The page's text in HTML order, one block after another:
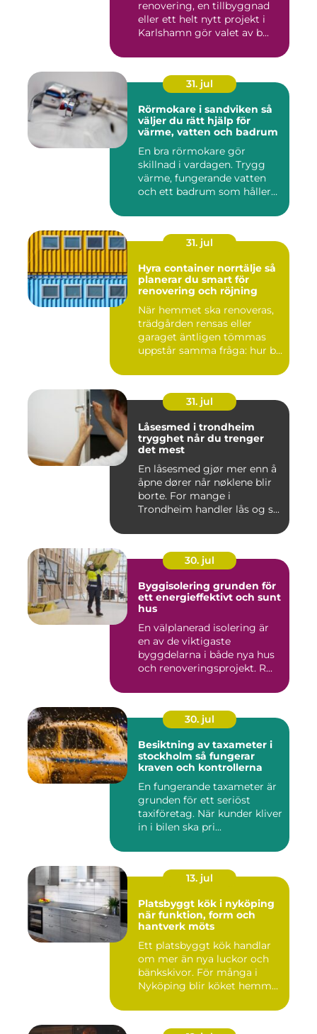
renovering, en tillbyggnad
eller ett helt nytt projekt i
Karlshamn gör valet av b...
31. jul
Rörmokare i sandviken så
väljer du rätt hjälp för
värme, vatten och badrum
En bra rörmokare gör
skillnad i vardagen. Trygg
värme, fungerande vatten
och ett badrum som håller
31. jul
Hyra container norrtälje så
planerar du smart för
renovering och röjning
När hemmet ska renoveras,
trädgården rensas eller
garaget äntligen tömmas
uppstår samma fråga: hur b...
31. jul
Låsesmed i trondheim
trygghet når du trenger
det mest
En låsesmed gjør mer enn å
åpne dører når nøklene blir
borte. For mange i
Trondheim handler lås og s...
30. jul
Byggisolering grunden för
ett energieffektivt och sunt
hus
En välplanerad isolering är
en av de viktigaste
byggdelarna i både nya hus
och renoveringsprojekt. R...
30. jul
Besiktning av taxameter i
stockholm så fungerar
kraven och kontrollerna
En fungerande taxameter är
grunden för ett seriöst
taxiföretag. När kunder kliver
in i bilen ska pri...
13. jul
Platsbyggt kök i nyköping
när funktion, form och
hantverk möts
Ett platsbyggt kök handlar
om mer än nya luckor och
bänkskivor. För många i
Nyköping blir köket hemm...